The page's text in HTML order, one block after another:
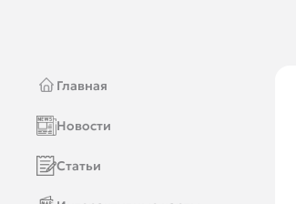
Главная
Новости
Статьи